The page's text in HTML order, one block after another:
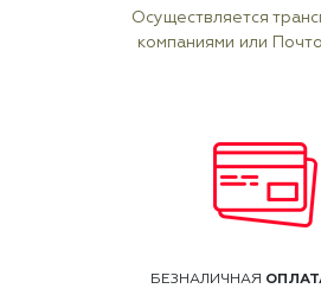
Осуществляется
компаниями или
БЕЗНАЛИЧНАЯ